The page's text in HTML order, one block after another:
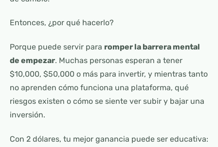
Entonces, ¿por qué hacerlo?
Porque puede servir para romper la barrera mental
de empezar. Muchas personas esperan a tener
$10,000, $50,000 o más para invertir, y mientras tanto
no aprenden cómo funciona una plataforma, qué
riesgos existen o cómo se siente ver subir y bajar una
inversión.
Con 2 dólares, tu mejor ganancia puede ser educativa: